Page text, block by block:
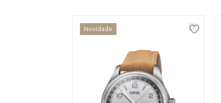
Novidade